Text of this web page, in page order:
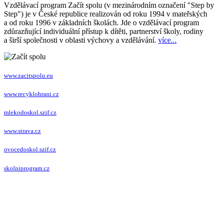
Vzdělávací program Začít spolu (v mezinárodním označení "Step by
Step") je v České republice realizován od roku 1994 v mateřských
a od roku 1996 v základních školách. Jde o vzdělávací program
zdůrazňující individuální přístup k dítěti, partnerství školy, rodiny
a širší společnosti v oblasti výchovy a vzdělávání. více...
www.zacitspolu.eu
www.recyklohrani.cz
mlekodoskol.szif.cz
www.strava.cz
ovocedoskol.szif.cz
skolniprogram.cz